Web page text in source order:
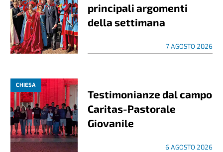
principali argomenti
della settimana
7 AGOSTO 2026
CHIESA
Testimonianze dal campo
Caritas-Pastorale
Giovanile
6 AGOSTO 2026